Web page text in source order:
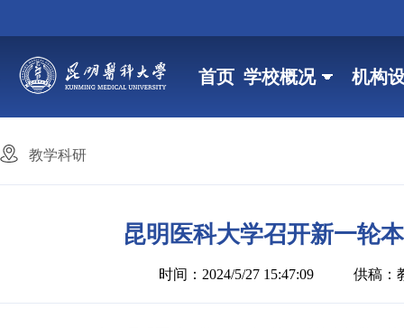
首页 学校概况 机构
教学科研
昆明医科大学召开新一轮
时间：2024/5/27 15:47:09 供稿：